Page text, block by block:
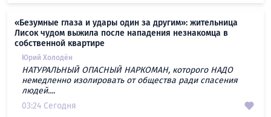
«Безумные глаза и удары один за другим»: жительница
Лисок чудом выжила после нападения незнакомца в
собственной квартире
Юрий Холодён
НАТУРАЛЬНЫЙ ОПАСНЫЙ НАРКОМАН, которого НАДО
немедленно изолировать от общества ради спасения
людей....
03:24 Сегодня